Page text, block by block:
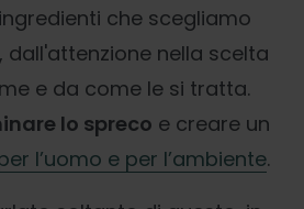
che scegliamo
dall'attenzione nella scelta
e da come le si tratta.
lo spreco e creare un
l’uomo e per l’ambiente.